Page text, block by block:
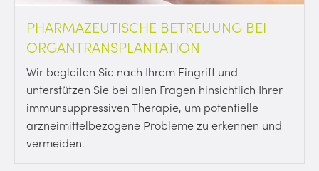
PHARMAZEUTISCHE BETREUUNG BEI
ORGANTRANSPLANTATION
Wir begleiten Sie nach Ihrem Eingriff und
unterstützen Sie bei allen Fragen hinsichtlich Ihrer
immunsuppressiven Therapie, um potentielle
arzneimittelbezogene Probleme zu erkennen und
vermeiden.